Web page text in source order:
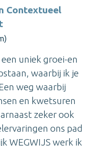
Contextueel
uniek groei-en
waarbij ik je
weg waarbij
en kwetsuren
zeker ook
ons pad
WEGWIJS werk ik